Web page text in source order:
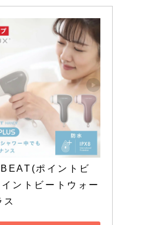
ポイントビ
ントビートウォー
ス